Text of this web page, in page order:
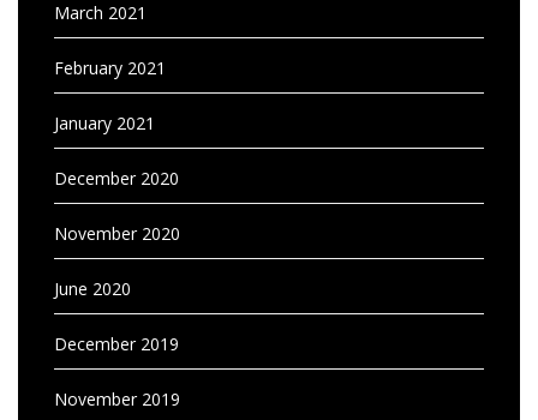
March 2021
February 2021
January 2021
December 2020
November 2020
June 2020
December 2019
November 2019